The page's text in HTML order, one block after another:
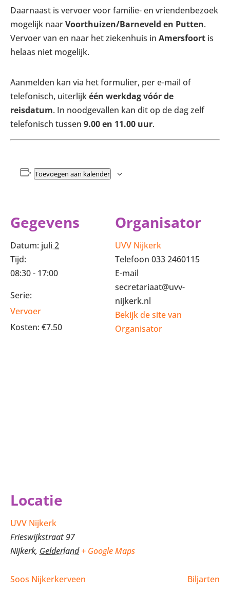
Daarnaast is vervoer voor familie- en vriendenbezoek
mogelijk naarVoorthuizen/Barneveld en Putten.
Vervoer van en naar het ziekenhuis in Amersfoort is
helaas niet mogelijk.
Aanmelden kan via het formulier, per e-mail of
telefonisch, uiterlijkéén werkdag vóór de
reisdatum. In noodgevallen kan dit op de dag zelf
telefonisch tussen 9.00 en 11.00 uur.
Toevoegen aan kalender
Gegevens
Datum: juli 2
Tijd:
08:30 - 17:00
Serie:
Vervoer
Kosten: €7.50
Organisator
UVV Nijkerk
Telefoon 033 2460115
E-mail
secretariaat@uvv-
nijkerk.nl
Bekijk de site van
Organisator
Locatie
UVV Nijkerk
Frieswijkstraat 97
Nijkerk, Gelderland + Google Maps
Soos Nijkerkerveen Biljarten